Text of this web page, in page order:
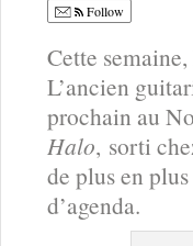
Follow
Cette
L’ancien
prochain au
Halo, sorti
de plus en
d’agenda.